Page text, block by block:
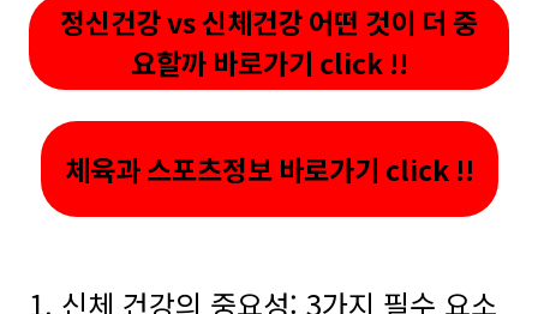
정신건강 vs 신체건강 어떤 것이 더 중
요할까 바로가기 click !!
체육과 스포츠정보 바로가기 click !!
1. 신체 건강의 중요성: 3가지 필수 요소